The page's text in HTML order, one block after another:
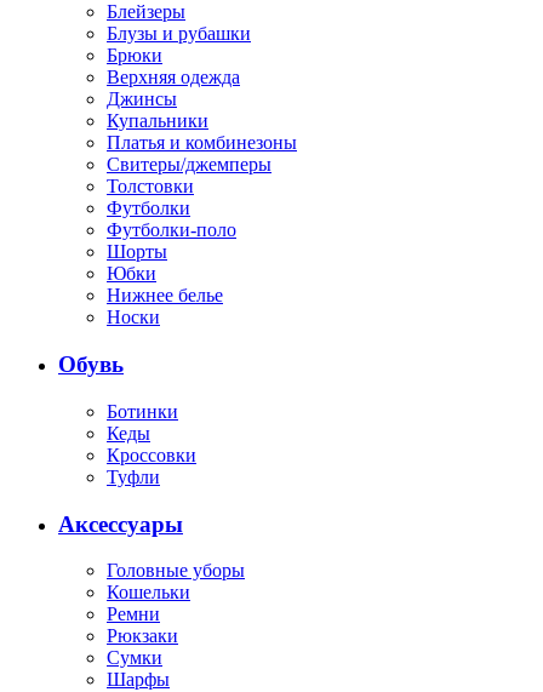
Блейзеры
Блузы и рубашки
Брюки
Верхняя одежда
Джинсы
Купальники
Платья и комбинезоны
Свитеры/джемперы
Толстовки
Футболки
Футболки-поло
Шорты
Юбки
Нижнее белье
Носки
Обувь
Ботинки
Кеды
Кроссовки
Туфли
Аксессуары
Головные уборы
Кошельки
Ремни
Рюкзаки
Сумки
Шарфы